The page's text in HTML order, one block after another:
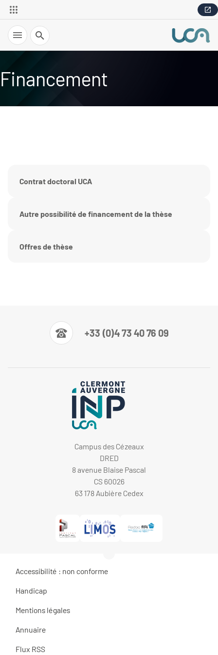
Recherche
Financement
Contrat doctoral UCA
Autre possibilité de financement de la thèse
Offres de thèse
+33 (0)4 73 40 76 09
Campus des Cézeaux
DRED
8 avenue Blaise Pascal
CS 60026
63 178 Aubière Cedex
Accessibilité : non conforme
Handicap
Mentions légales
Annuaire
Flux RSS